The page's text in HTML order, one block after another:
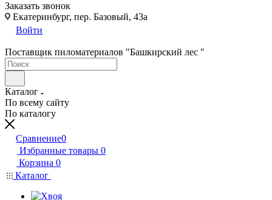
Заказать звонок
Екатеринбург, пер. Базовый, 43а
Войти
Поставщик пиломатериалов "Башкирский лес "
Каталог
По всему сайту
По каталогу
Сравнение0
Избранные товары 0
Корзина 0
Каталог